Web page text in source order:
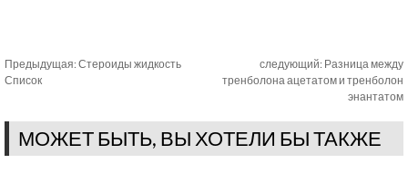
Предыдущая: Стероиды жидкость
Список
следующий: Разница между
тренболона ацетатом и тренболон
энантатом
МОЖЕТ БЫТЬ, ВЫ ХОТЕЛИ БЫ ТАКЖЕ